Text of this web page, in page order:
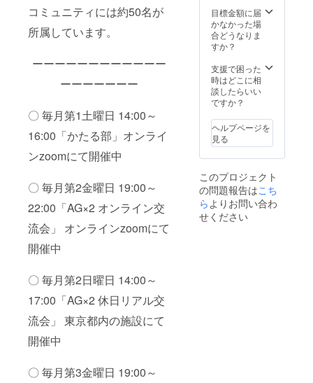
コミュニティには約50名が
所属しています。
ーーーーーーーーーーーー
ーーーーーーー
〇 毎月第1土曜日 14:00～
16:00「かたる部」オンライ
ンzoomにて開催中
〇 毎月第2金曜日 19:00～
22:00「AG×2 オンライン交
流会」 オンラインzoomにて
開催中
〇 毎月第2日曜日 14:00～
17:00「AG×2 休日リアル交
流会」 東京都内の施設にて
開催中
〇 毎月第3金曜日 19:00～
きま
す。 ※
ネット
たは企
業イ
メージ
が相違
合等、
お断り
させて
いただ
があり
ます。
お断り
させて
いただ
※詳細は
メール
にて調
整させ
だきま
す。 ※
ネット
ワーク
たは企
業イ
メージ
が相違
合等、
お断り
させて
いただ
く場合
目標金額に届
かなかった場
合どうなりま
すか？
支援で困った
時はどこに相
談したらいい
ですか？
ヘルプページを
見る
このプロジェクト
の問題報告はこち
ら よりお問い合わ
せください